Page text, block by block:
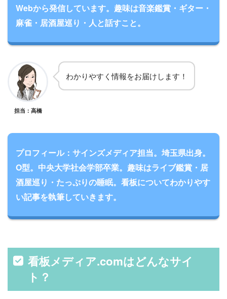
Webから発信しています。趣味は音楽鑑賞・ギター・
麻雀・居酒屋巡り・人と話すこと。
担当：高橋
わかりやすく情報をお届けします！
プロフィール：サインズメディア担当。埼玉県出身。
O型。中央大学社会学部卒業。趣味はライブ鑑賞・居
酒屋巡り・たっぷりの睡眠。看板についてわかりやす
い記事を執筆していきます。
看板メディア.comはどんなサイ
ト？